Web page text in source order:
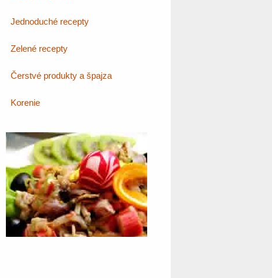
Jednoduché recepty
Zelené recepty
Čerstvé produkty a špajza
Korenie